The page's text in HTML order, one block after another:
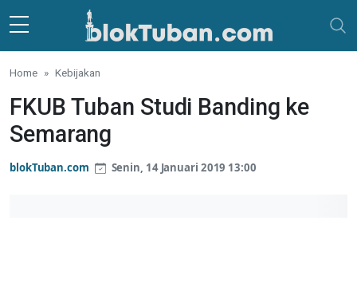
Skip to main content
Home Kebijakan
FKUB Tuban Studi Banding ke
Semarang
blokTuban.com Senin, 14 Januari 2019 13:00